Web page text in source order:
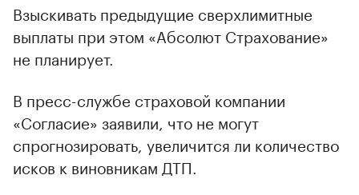
Взыскивать предыдущие сверхлимитные
выплаты при этом «Абсолют Страхование»
не планирует.
В пресс-службе страховой компании
«Согласие» заявили, что не могут
спрогнозировать, увеличится ли количество
исков к виновникам ДТП.